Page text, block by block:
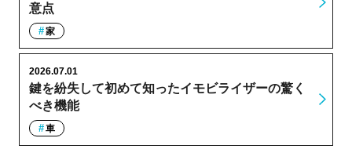
意点
家
鍵を紛失して初めて知ったイモビライザーの驚く
べき機能
2026.07.01
車